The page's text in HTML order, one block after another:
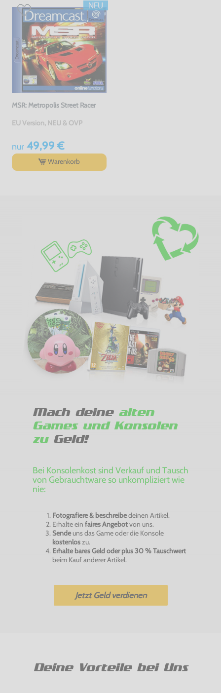
MSR: Metropolis Street Racer
EU Version, NEU & OVP
nur49,99 €
Warenkorb
Mach deine alten
Games und Konsolen
zuGeld!
Bei Konsolenkost sind Verkauf und Tausch
von Gebrauchtware so unkompliziert wie
nie:
Fotografiere & beschreibedeinen Artikel.
Erhalte ein faires Angebotvon uns.
Sendeuns das Game oder die Konsole
kostenloszu.
Erhalte bares Geld oder plus 30 % Tauschwert
beim Kauf anderer Artikel.
Jetzt Geld verdienen
Deine Vorteile bei Uns